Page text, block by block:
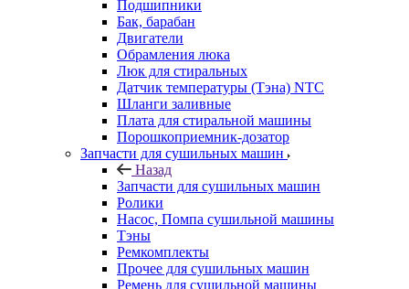
Подшипники
Бак, барабан
Двигатели
Обрамления люка
Люк для стиральных
Датчик температуры (Тэна) NTC
Шланги заливные
Плата для стиральной машины
Порошкоприемник-дозатор
Запчасти для сушильных машин
Назад
Запчасти для сушильных машин
Ролики
Насос, Помпа сушильной машины
Тэны
Ремкомплекты
Прочее для сушильных машин
Ремень для сушильной машины